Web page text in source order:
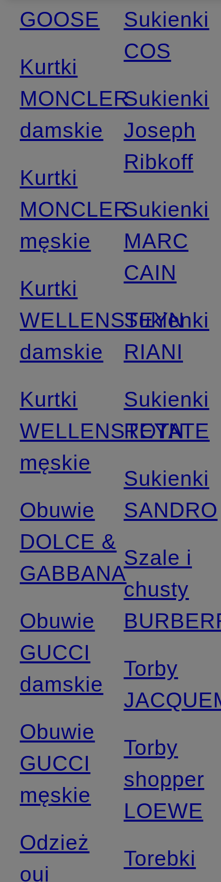
GOOSE
Kurtki
MONCLER
damskie
Kurtki
MONCLER
męskie
Kurtki
WELLENSTEYN
damskie
Kurtki
WELLENSTEYN
męskie
Obuwie
DOLCE &
GABBANA
Obuwie
GUCCI
damskie
Obuwie
GUCCI
męskie
Odzież
oui
Sukienki
COS
Sukienki
Joseph
Ribkoff
Sukienki
MARC
CAIN
Sukienki
RIANI
Sukienki
ROTATE
Sukienki
SANDRO
Szale i
chusty
Torby
Torby
shopper
LOEWE
Torebki